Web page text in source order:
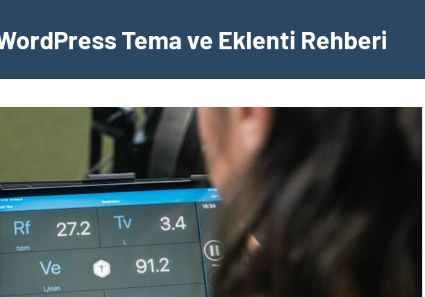
Tema ve Eklenti Rehberi